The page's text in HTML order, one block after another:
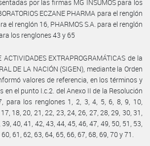
por las firmas MG INSUMOS para los
ECZANE PHARMA para el renglón
el renglón 16, PHARMOS S.A. para el renglón
los renglones 43 y 65
ACTIVIDADES EXTRAPROGRAMÁTICAS de la
DE LA NACIÓN (SIGEN), mediante la Orden
valores de referencia, en los términos y
en el punto I.c.2. del Anexo II de la Resolución
para los renglones 1, 2, 3, 4, 5, 6, 8, 9, 10,
18, 20, 21, 22, 23, 24, 26, 27, 28, 29, 30, 31,
40, 41, 42, 43, 44, 45, 46, 47, 49, 50, 51, 53,
61, 62, 63, 64, 65, 66, 67, 68, 69, 70 y 71.